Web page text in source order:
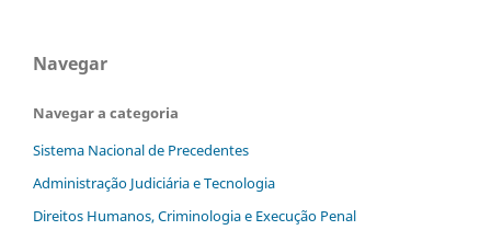
Navegar
Navegar a categoria
Sistema Nacional de Precedentes
Administração Judiciária e Tecnologia
Direitos Humanos, Criminologia e Execução Penal